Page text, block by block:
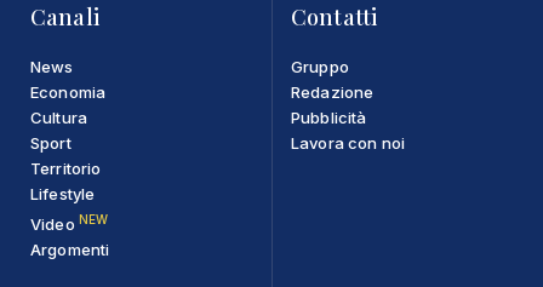
Canali
News
Economia
Cultura
Sport
Territorio
Lifestyle
Video NEW
Argomenti
Contatti
Gruppo
Redazione
Pubblicità
Lavora con noi